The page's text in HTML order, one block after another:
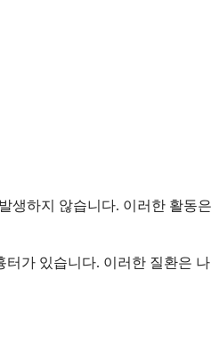
하지 않습니다. 이러한 활동
가 있습니다. 이러한 질환은